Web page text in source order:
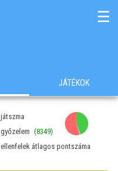
☰
JÁTÉKOK
játszma
győzelem (8349)
ellenfelek átlagos pontszáma